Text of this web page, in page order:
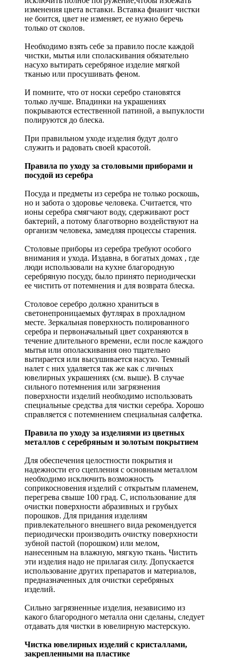
изменения цвета вставки. Вставка фианит чистки
не боится, цвет не изменяет, ее нужно беречь
только от сколов.
Необходимо взять себе за правило после каждой
чистки, мытья или споласкивания обязательно
насухо вытирать серебряное изделие мягкой
тканью или просушивать феном.
И помните, что от носки серебро становятся
только лучше. Впадинки на украшениях
покрываются естественной патиной, а выпуклости
полируются до блеска.
При правильном уходе изделия будут долго
служить и радовать своей красотой.
Правила по уходу за столовыми приборами и
посудой из серебра
Посуда и предметы из серебра не только роскошь,
но и забота о здоровье человека. Считается, что
ионы серебра смягчают воду, сдерживают рост
бактерий, а потому благотворно воздействуют на
организм человека, замедляя процессы старения.
Столовые приборы из серебра требуют особого
внимания и ухода. Издавна, в богатых домах , где
люди использовали на кухне благородную
серебряную посуду, было принято периодически
ее чистить от потемнения и для возврата блеска.
Столовое серебро должно храниться в
светонепроницаемых футлярах в прохладном
месте. Зеркальная поверхность полированного
серебра и первоначальный цвет сохраняются в
течение длительного времени, если после каждого
мытья или ополаскивания оно тщательно
вытирается или высушивается насухо. Темный
налет с них удаляется так же как с личных
ювелирных украшениях (см. выше). В случае
сильного потемнения или загрязнения
поверхности изделий необходимо использовать
специальные средства для чистки серебра. Хорошо
справляется с потемнением специальная салфетка.
Правила по уходу за изделиями из цветных
металлов с серебряным и золотым покрытием
Для обеспечения целостности покрытия и
надежности его сцепления с основным металлом
необходимо исключить возможность
соприкосновения изделий с открытым пламенем,
перегрева свыше 100 град. С, использование для
очистки поверхности абразивных и грубых
порошков. Для придания изделиям
привлекательного внешнего вида рекомендуется
периодически производить очистку поверхности
зубной пастой (порошком) или мелом,
нанесенным на влажную, мягкую ткань. Чистить
эти изделия надо не прилагая силу. Допускается
использование других препаратов и материалов,
предназначенных для очистки серебряных
изделий.
Сильно загрязненные изделия, независимо из
какого благородного металла они сделаны, следует
отдавать для чистки в ювелирную мастерскую.
Чистка ювелирных изделий с кристаллами,
закрепленными на пластике